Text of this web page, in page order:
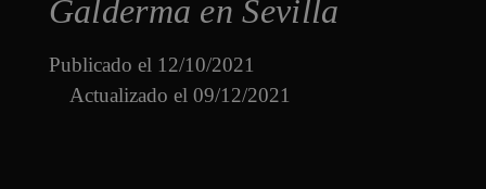
Galderma en Sevilla
Publicado el 12/10/2021
Actualizado el 09/12/2021